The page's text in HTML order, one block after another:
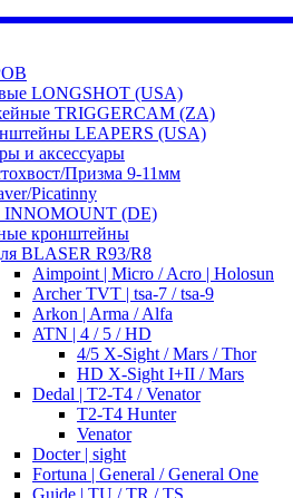
LONGSHOT (USA)
TRIGGERCAM (ZA)
LEAPERS (USA)
и аксессуары
Призма 9-11мм
Picatinny
(DE)
кронштейны
BLASER R93/R8
Aimpoint | Micro / Acro | Holosun
Archer TVT | tsa-7 / tsa-9
Arkon | Arma / Alfa
ATN | 4 / 5 / HD
4/5 X-Sight / Mars / Thor
HD X-Sight I+II / Mars
Dedal | T2-T4 / Venator
T2-T4 Hunter
Venator
Docter | sight
Fortuna | General / General One
Guide | TU / TR / TS